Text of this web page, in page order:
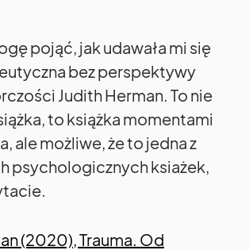
pojąć, jak udawała mi się
bez perspektywy
Judith Herman. To nie
to książka momentami
ale możliwe, że to jedna z
psychologicznych ksiażek,
(2020), Trauma. Od